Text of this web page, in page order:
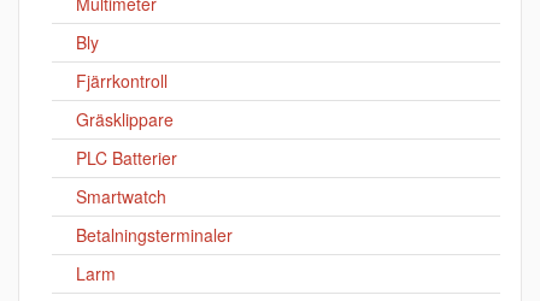
Bly
Fjärrkontroll
Gräsklippare
PLC Batterier
Smartwatch
Betalningsterminaler
Larm